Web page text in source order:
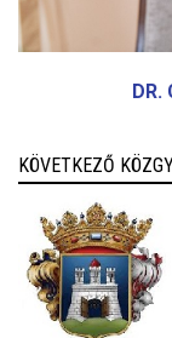
DR.
KÖVETKEZŐ